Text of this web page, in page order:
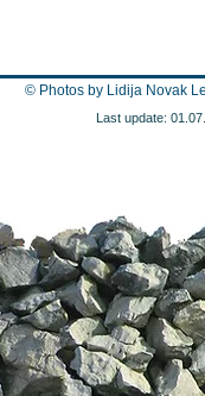
© Photos by Lidija Novak
Last update: